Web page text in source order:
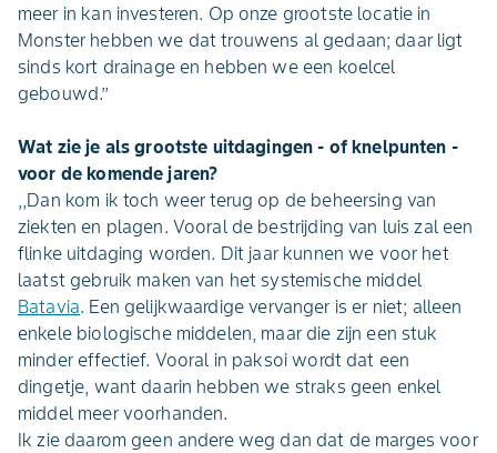
meer in kan investeren. Op onze grootste locatie in
Monster hebben we dat trouwens al gedaan; daar ligt
sinds kort drainage en hebben we een koelcel
gebouwd.’’
Wat zie je als grootste uitdagingen - of knelpunten -
voor de komende jaren?
,,Dan kom ik toch weer terug op de beheersing van
ziekten en plagen. Vooral de bestrijding van luis zal een
flinke uitdaging worden. Dit jaar kunnen we voor het
laatst gebruik maken van het systemische middel
Batavia. Een gelijkwaardige vervanger is er niet; alleen
enkele biologische middelen, maar die zijn een stuk
minder effectief. Vooral in paksoi wordt dat een
dingetje, want daarin hebben we straks geen enkel
middel meer voorhanden.
Ik zie daarom geen andere weg dan dat de marges voor